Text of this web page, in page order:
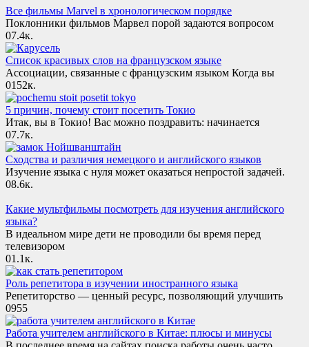
Все фильмы Marvel в хронологическом порядке
Поклонники фильмов Марвел порой задаются вопросом
07.4к.
Список красивых слов на французском языке
Ассоциации, связанные с французским языком Когда вы
0152к.
5 причин, почему стоит посетить Токио
Итак, вы в Токио! Вас можно поздравить: начинается
07.7к.
Сходства и различия немецкого и английского языков
Изучение языка с нуля может оказаться непростой задачей.
08.6к.
Какие мультфильмы посмотреть для изучения английского
языка?
В идеальном мире дети не проводили бы время перед
телевизором
01.1к.
Роль репетитора в изучении иностранного языка
Репетиторство — ценный ресурс, позволяющий улучшить
0955
Работа учителем английского в Китае: плюсы и минусы